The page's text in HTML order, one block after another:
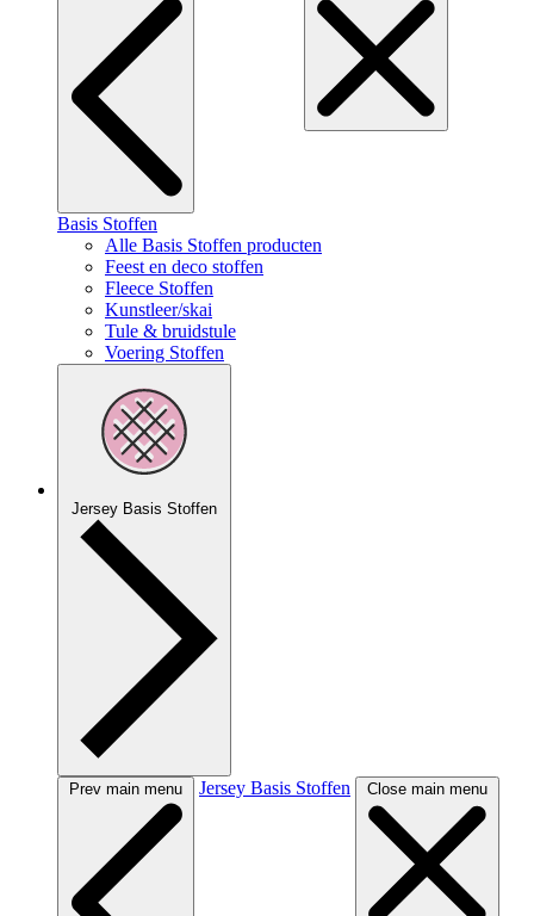
Basis Stoffen
Alle Basis Stoffen producten
Feest en deco stoffen
Fleece Stoffen
Kunstleer/skai
Tule & bruidstule
Voering Stoffen
Jersey Basis Stoffen
Prev main menu Jersey Basis Stoffen Close main menu